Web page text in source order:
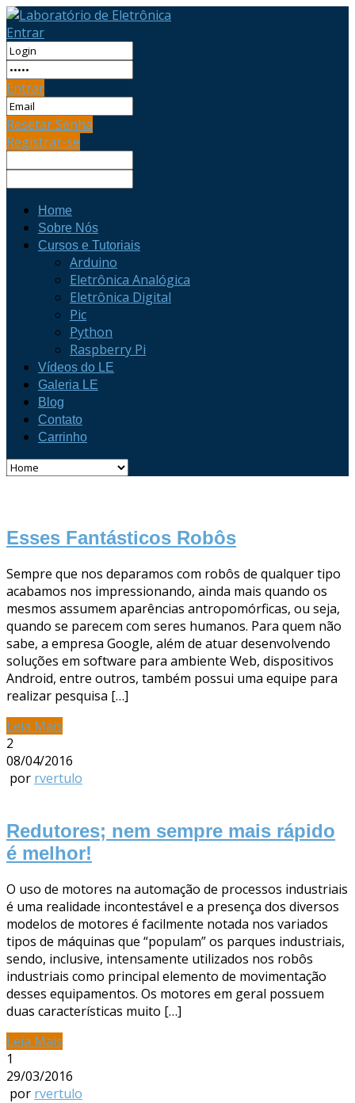
Entrar
Entrar
Resetar Senha
Registrar-se
Home
Sobre Nós
Cursos e Tutoriais
Arduino
Eletrônica Analógica
Eletrônica Digital
Pic
Python
Raspberry Pi
Vídeos do LE
Galeria LE
Blog
Contato
Carrinho
Esses Fantásticos Robôs
Sempre que nos deparamos com robôs de qualquer tipo
acabamos nos impressionando, ainda mais quando os
mesmos assumem aparências antropomórficas, ou seja,
quando se parecem com seres humanos. Para quem não
sabe, a empresa Google, além de atuar desenvolvendo
soluções em software para ambiente Web, dispositivos
Android, entre outros, também possui uma equipe para
realizar pesquisa […]
Leia Mais
2
08/04/2016
por rvertulo
Redutores; nem sempre mais rápido
é melhor!
O uso de motores na automação de processos industriais
é uma realidade incontestável e a presença dos diversos
modelos de motores é facilmente notada nos variados
tipos de máquinas que “populam” os parques industriais,
sendo, inclusive, intensamente utilizados nos robôs
industriais como principal elemento de movimentação
desses equipamentos. Os motores em geral possuem
duas características muito […]
Leia Mais
1
29/03/2016
por rvertulo